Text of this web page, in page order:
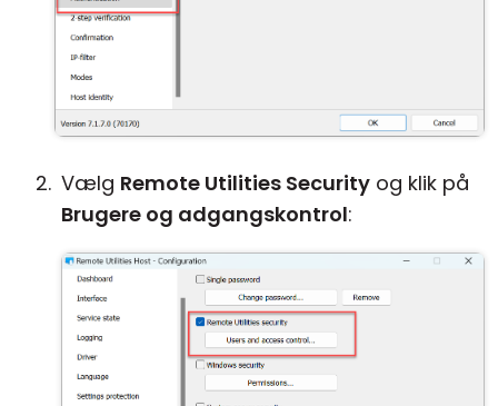
Vælg Remote Utilities Security og klik på
Brugere og adgangskontrol: